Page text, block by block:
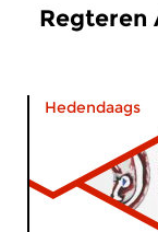
Regteren
Hedendaags